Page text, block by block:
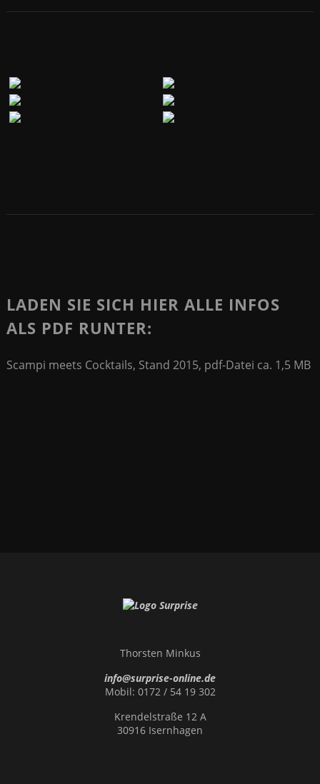
LADEN SIE SICH HIER ALLE INFOS
ALS PDF RUNTER:
Scampi meets Cocktails, Stand 2015, pdf-Datei ca. 1,5 MB
Thorsten Minkus
info@surprise-online.de
Mobil: 0172 / 54 19 302
Krendelstraße 12 A
30916 Isernhagen